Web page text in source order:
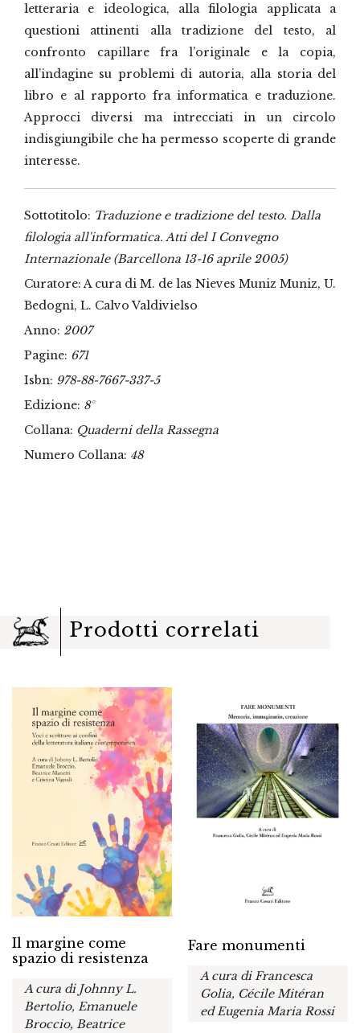
letteraria e ideologica, alla filologia applicata a
questioni attinenti alla tradizione del testo, al
confronto capillare fra l’originale e la copia,
all’indagine su problemi di autoria, alla storia del
libro e al rapporto fra informatica e traduzione.
Approcci diversi ma intrecciati in un circolo
indisgiungibile che ha permesso scoperte di grande
interesse.
Sottotitolo: Traduzione e tradizione del testo. Dalla
filologia all'informatica. Atti del I Convegno
Internazionale (Barcellona 13-16 aprile 2005)
Curatore: A cura di M. de las Nieves Muniz Muniz, U.
Bedogni, L. Calvo Valdivielso
Anno: 2007
Pagine: 671
Isbn: 978-88-7667-337-5
Edizione: 8°
Collana: Quaderni della Rassegna
Numero Collana: 48
Prodotti correlati
Il margine come
spazio di resistenza
A cura di Johnny L.
Bertolio, Emanuele
Broccio, Beatrice
Fare monumenti
A cura di Francesca
Golia, Cécile Mitéran
ed Eugenia Maria Rossi